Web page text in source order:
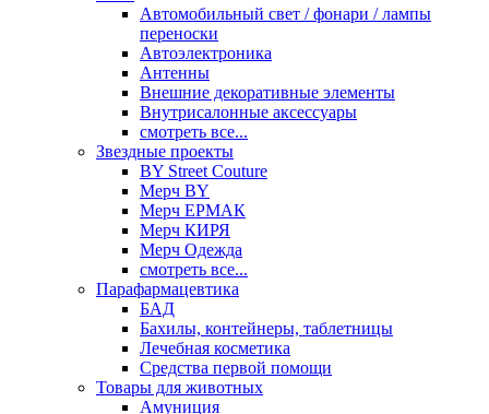
Автомобильный свет / фонари / лампы
переноски
Автоэлектроника
Антенны
Внешние декоративные элементы
Внутрисалонные аксессуары
смотреть все...
Звездные проекты
BY Street Couture
Мерч BY
Мерч ЕРМАК
Мерч КИРЯ
Мерч Одежда
смотреть все...
Парафармацевтика
БАД
Бахилы, контейнеры, таблетницы
Лечебная косметика
Средства первой помощи
Товары для животных
Амуниция